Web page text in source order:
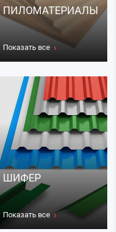
ПИЛОМАТЕРИАЛЫ
Показать все
ШИФЕР
Показать все